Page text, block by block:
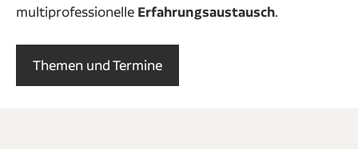
multiprofessionelle Erfahrungsaustausch.
Themen und Termine